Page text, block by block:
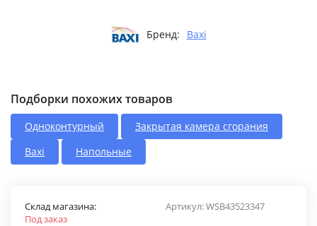
Бренд: Baxi
Подборки похожих товаров
Одноконтурный
Закрытая камера сгорания
Baxi
Напольные
Артикул:WSB43523347
Склад магазина:
Под заказ